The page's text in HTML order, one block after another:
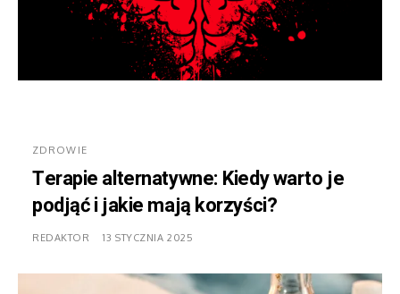
ZDROWIE
Terapie alternatywne: Kiedy warto je
podjąć i jakie mają korzyści?
REDAKTOR 13 STYCZNIA 2025